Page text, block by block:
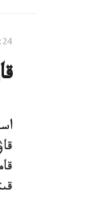
17:24, 08